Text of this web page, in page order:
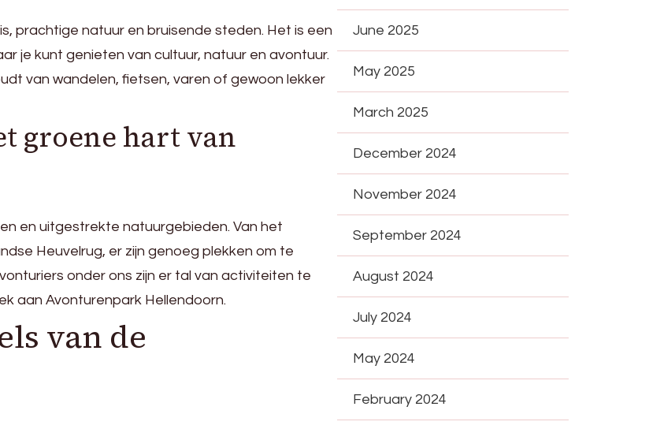
prachtige natuur en bruisende steden. Het is een
je kunt genieten van cultuur, natuur en avontuur.
van wandelen, fietsen, varen of gewoon lekker
groene hart van
en uitgestrekte natuurgebieden. Van het
Heuvelrug, er zijn genoeg plekken om te
onder ons zijn er tal van activiteiten te
aan Avonturenpark Hellendoorn.
van de
June 2025
May 2025
March 2025
December 2024
November 2024
September 2024
August 2024
July 2024
May 2024
February 2024